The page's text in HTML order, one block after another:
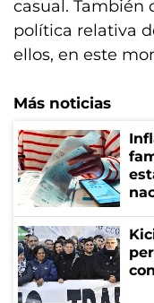
casual. También
política relativa
ellos, en este
Más noticias